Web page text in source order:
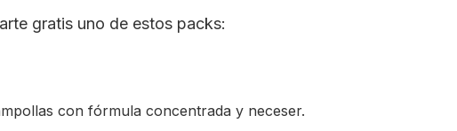
gratis uno de estos packs:
con fórmula concentrada y neceser.